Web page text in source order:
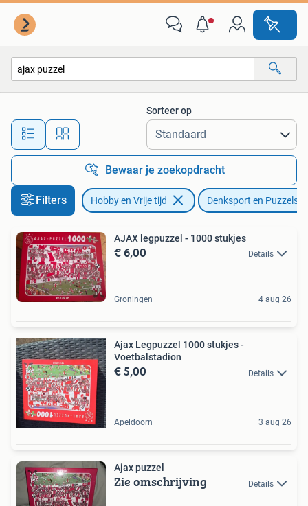
Alle afstanden…
Sorteer op
Bewaar je zoekopdracht
Filters Hobby en Vrije tijd Denksport en Puzzels
AJAX legpuzzel - 1000 stukjes
€ 6,00 Details
Groningen 4 aug 26
Ajax Legpuzzel 1000 stukjes -
Voetbalstadion
€ 5,00 Details
Apeldoorn 3 aug 26
Ajax puzzel
Zie omschrijving Details